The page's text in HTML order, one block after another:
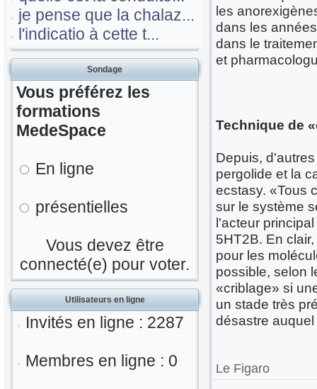
je pense que la chalaz...
l'indicatio à cette t...
Sondage
Vous préférez les
formations
MedeSpace
En ligne
présentielles
Vous devez être
connecté(e) pour voter.
Utilisateurs en ligne
Invités en ligne : 2287
Membres en ligne : 0
les
dans les
dans le
et
Technique de
Depuis,
pergolide et la
ecstasy. «Tous
sur le système
l'acteur
5HT2B. En
pour les
possible, selon
«criblage» si
un stade très
désastre
Le Figaro